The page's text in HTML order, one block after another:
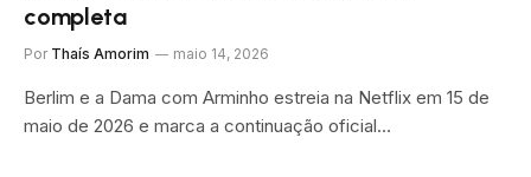
completa
Por Thaís Amorim maio 14, 2026
Berlim e a Dama com Arminho estreia na Netflix em 15 de
maio de 2026 e marca a continuação oficial…